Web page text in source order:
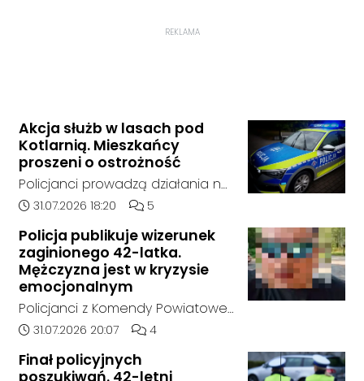
REKLAMA
Akcja służb w lasach pod
Kotlarnią. Mieszkańcy
proszeni o ostrożność
Policjanci prowadzą działania na
terenie kompleksów leśnych w
nam się ustalić, funkcjonariusze
poszukują mężczyzny, który może
posiadać niebezpieczne
narzędzie, nieoficjalnie broń i
stanowić zagrożenie dla osób
postronnych.
Data dodania artykułu:
31.07.2026 18:20 Liczba komentarzy artykułu:
5
Policja publikuje wizerunek
zaginionego 42-latka.
Mężczyzna jest w kryzysie
emocjonalnym
Policjanci z Komendy Powiatowej
Policji w Kędzierzynie-Koźlu
który jest w kryzysie
Data dodania artykułu:
31.07.2026 20:07 Liczba komentarzy artykułu:
4
Finał policyjnych